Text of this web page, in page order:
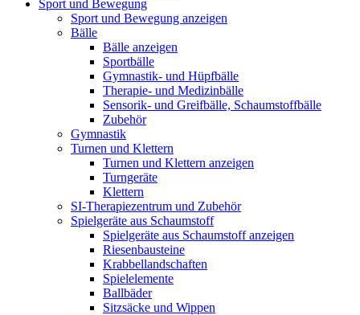
Sport und Bewegung
Sport und Bewegung anzeigen
Bälle
Bälle anzeigen
Sportbälle
Gymnastik- und Hüpfbälle
Therapie- und Medizinbälle
Sensorik- und Greifbälle, Schaumstoffbälle
Zubehör
Gymnastik
Turnen und Klettern
Turnen und Klettern anzeigen
Turngeräte
Klettern
SI-Therapiezentrum und Zubehör
Spielgeräte aus Schaumstoff
Spielgeräte aus Schaumstoff anzeigen
Riesenbausteine
Krabbellandschaften
Spielelemente
Ballbäder
Sitzsäcke und Wippen